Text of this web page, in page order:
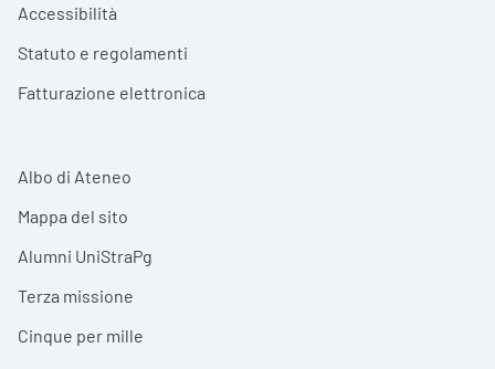
Accessibilità
Statuto e regolamenti
Fatturazione elettronica
Albo di Ateneo
Mappa del sito
Alumni UniStraPg
Terza missione
Cinque per mille